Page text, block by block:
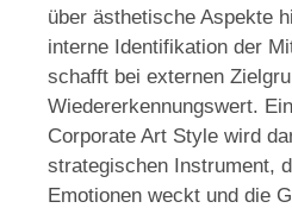
über ästhetische Aspekte
interne Identifikation der
schafft bei externen
Wiedererkennungswert.
Corporate Art Style wird
strategischen Instrument,
Emotionen weckt und die